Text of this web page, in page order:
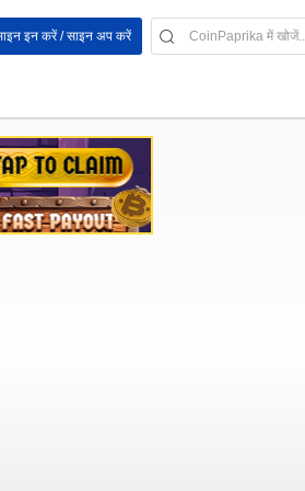
इन करें / साइन अप करें